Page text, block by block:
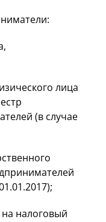
лица
(в случае
на налоговый